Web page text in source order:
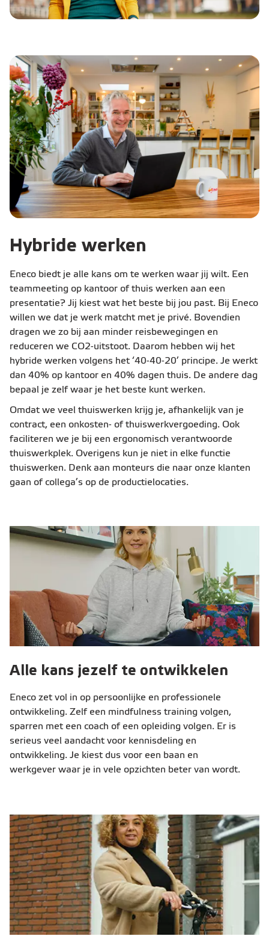
Hybride werken
Eneco biedt je alle kans om te werken waar jij wilt. Een
teammeeting op kantoor of thuis werken aan een
presentatie? Jij kiest wat het beste bij jou past. Bij Eneco
willen we dat je werk matcht met je privé. Bovendien
dragen we zo bij aan minder reisbewegingen en
reduceren we CO2-uitstoot. Daarom hebben wij het
hybride werken volgens het ‘40-40-20’ principe. Je werkt
dan 40% op kantoor en 40% dagen thuis. De andere dag
bepaal je zelf waar je het beste kunt werken.
Omdat we veel thuiswerken krijg je, afhankelijk van je
contract, een onkosten- of thuiswerkvergoeding. Ook
faciliteren we je bij een ergonomisch verantwoorde
thuiswerkplek. Overigens kun je niet in elke functie
thuiswerken. Denk aan monteurs die naar onze klanten
gaan of collega’s op de productielocaties.
Alle kans jezelf te ontwikkelen
Eneco zet vol in op persoonlijke en professionele
ontwikkeling. Zelf een mindfulness training volgen,
sparren met een coach of een opleiding volgen. Er is
serieus veel aandacht voor kennisdeling en
ontwikkeling. Je kiest dus voor een baan en
werkgever waar je in vele opzichten beter van wordt.